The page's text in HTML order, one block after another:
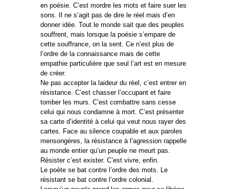
en poésie. C’est mordre les mots et faire suer les
sons. Il ne s’agit pas de dire le réel mais d’en
donner idée. Tout le monde sait que des peuples
souffrent, mais lorsque la poésie s’empare de
cette souffrance, on la sent. Ce n’est plus de
l’ordre de la connaissance mais de cette
empathie particulière que seul l’art est en mesure
de créer.
Ne pas accepter la laideur du réel, c’est entrer en
résistance. C’est chasser l’occupant et faire
tomber les murs. C’est combattre sans cesse
celui qui nous condamne à mort. C’est présenter
sa carte d’identité à celui qui veut nous rayer des
cartes. Face au silence coupable et aux paroles
mensongères, la résistance à l’agression rappelle
au monde entier qu’un peuple ne meurt pas.
Résister c’est exister. C’est vivre, enfin.
Le poète se bat contre l’ordre des mots. Le
résistant se bat contre l’ordre colonial.